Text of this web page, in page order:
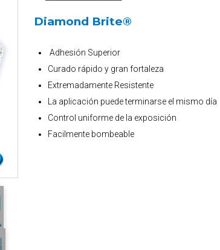
Diamond Brite®
Adhesión Superior
Curado rápido y gran fortaleza
Extremadamente Resistente
La aplicación puede terminarse el mismo día
Control uniforme de la exposición
Facilmente bombeable